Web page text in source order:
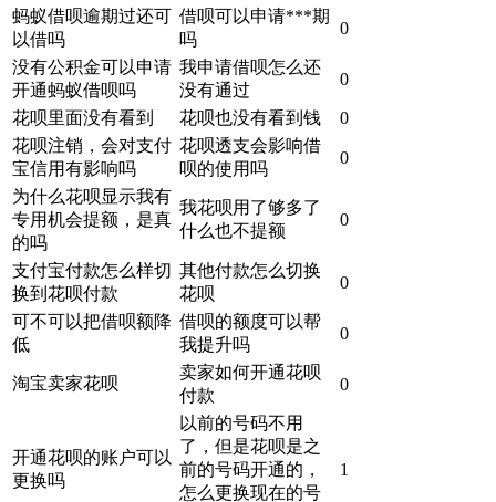
蚂蚁借呗逾期过还可
以借吗
借呗可以申请***期
吗
0
没有公积金可以申请
开通蚂蚁借呗吗
我申请借呗怎么还
没有通过
0
花呗里面没有看到 花呗也没有看到钱
0
花呗注销，会对支付
宝信用有影响吗
花呗透支会影响借
呗的使用吗
0
为什么花呗显示我有
专用机会提额，是真
的吗
我花呗用了够多了
什么也不提额
0
支付宝付款怎么样切
换到花呗付款
其他付款怎么切换
花呗
0
可不可以把借呗额降
低
借呗的额度可以帮
我提升吗
0
淘宝卖家花呗
卖家如何开通花呗
付款
0
开通花呗的账户可以
更换吗
以前的号码不用
了，但是花呗是之
前的号码开通的，
怎么更换现在的号
1